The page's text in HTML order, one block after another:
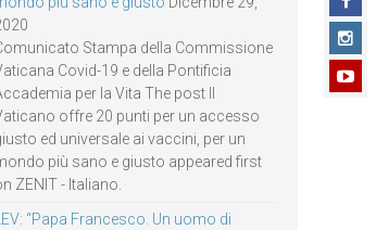
Stampa della Commissione
Covid-19 e della Pontificia
per la Vita The post Il
offre 20 punti per un accesso
ed universale ai vaccini, per un
più sano e giusto appeared first
ZENIT - Italiano.
LEV: “Papa Francesco. Un uomo di